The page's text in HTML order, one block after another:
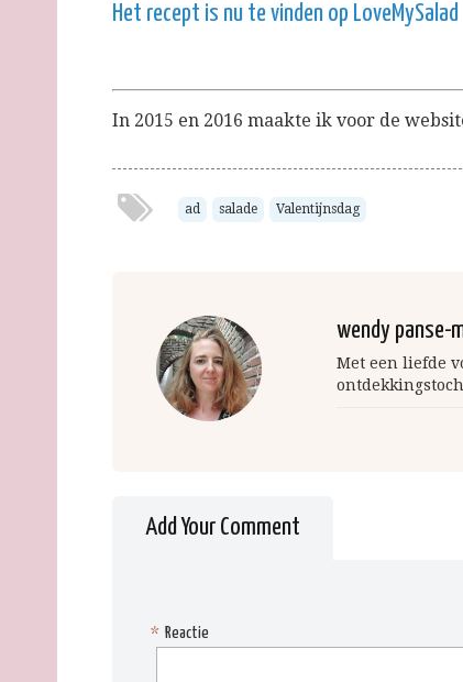
Het recept is nu te vinden op LoveMySalad
In 2015 en 2016 maakte ik voor de
ad salade Valentijnsdag
wendy panse-
Met een liefde
Add Your Comment
Reactie
*